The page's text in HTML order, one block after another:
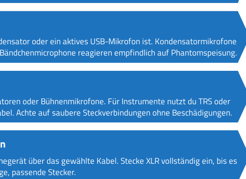
oder ein aktives USB-Mikrofon ist. Kondensatormikrofone
reagieren empfindlich auf Phantomspeisung.
oder Bühnenmikrofone. Für Instrumente nutzt du TRS oder
Achte auf saubere Steckverbindungen ohne Beschädigungen.
über das gewählte Kabel. Stecke XLR vollständig ein, bis es
passende Stecker.